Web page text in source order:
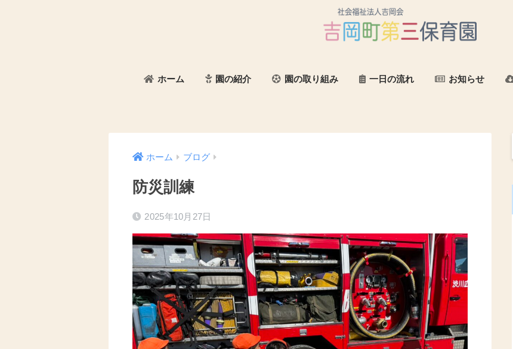
ホーム 園の紹介 園の取り組み 一日の流れ お知らせ
ホーム ブログ
防災訓練
2025年10月27日